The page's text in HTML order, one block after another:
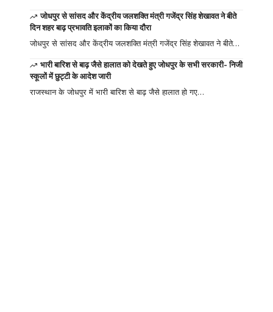
जोधपुर से सांसद और केंद्रीय जलशक्ति मंत्री गजेंद्र सिंह शेखावत ने बीते
दिन शहर बाढ़ प्रभावति इलाकों का किया दौरा
जोधपुर से सांसद और केंद्रीय जलशक्ति मंत्री गजेंद्र सिंह शेखावत ने बीते…
भारी बारिश से बाढ़ जैसे हालात को देखते हुए जोधपुर के सभी सरकारी- निजी
स्कूलों में छुट्टी के आदेश जारी
राजस्थान के जोधपुर में भारी बारिश से बाढ़ जैसे हालात हो गए…